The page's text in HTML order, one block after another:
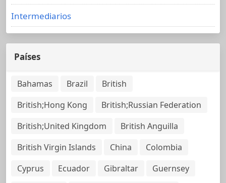
Intermediarios
Países
Bahamas Brazil
British
British;Hong Kong
British;Russian Federation
British;United Kingdom
British Anguilla
British Virgin Islands
China
Colombia
Cyprus
Ecuador Gibraltar
Guernsey